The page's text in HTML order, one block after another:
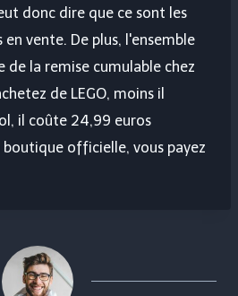
donc dire que ce sont les
vente. De plus, l'ensemble
la remise cumulable chez
de LEGO, moins il
il coûte 24,99 euros
boutique officielle, vous payez